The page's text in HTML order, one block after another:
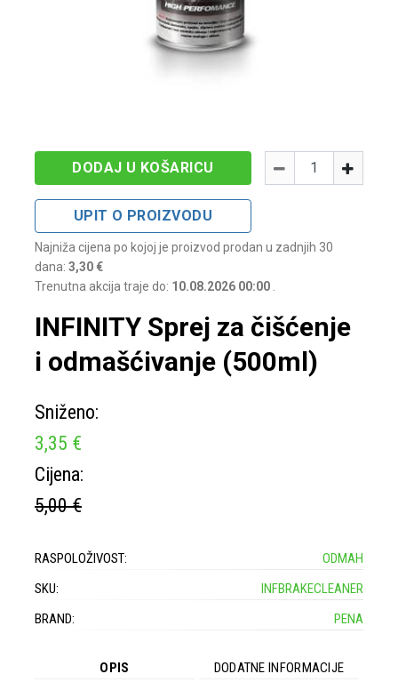
-
Količina +
DODAJ U KOŠARICU
UPIT O PROIZVODU
Najniža cijena po kojoj je proizvod prodan u zadnjih 30
dana: 3,30 €
Trenutna akcija traje do: 10.08.2026 00:00
INFINITY Sprej za čišćenje
i odmašćivanje (500ml)
Sniženo:
3,35 €
Cijena:
5,00 €
RASPOLOŽIVOST:
ODMAH
SKU:
INFBRAKECLEANER
BRAND:
PENA
OPIS
DODATNE INFORMACIJE